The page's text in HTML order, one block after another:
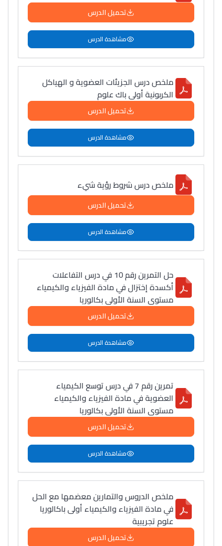
تحميل الدرس
مشاهدة الدرس
ملخص درس الجزيئات العضوية و الهياكل
الكربونية أولى باك علوم
تحميل الدرس
مشاهدة الدرس
ملخص درس شروط رؤية شيء
تحميل الدرس
مشاهدة الدرس
حل التمرين رقم 10 في درس التفاعلات
أكسدة إختزال في مادة الفيزياء والكيمياء
مستوى السنة الأولى بكالوريا
تحميل الدرس
مشاهدة الدرس
تمرين رقم 7 في درس توسع الكيمياء
العضوية في مادة الفيزياء والكيمياء
مستوى السنة الأولى بكالوريا
تحميل الدرس
مشاهدة الدرس
ملخص الدروس والتمارين معضمها مع الحل
في مادة الفيزياء والكيمياء أولى باكالوريا
علوم تجريبية
تحميل الدرس